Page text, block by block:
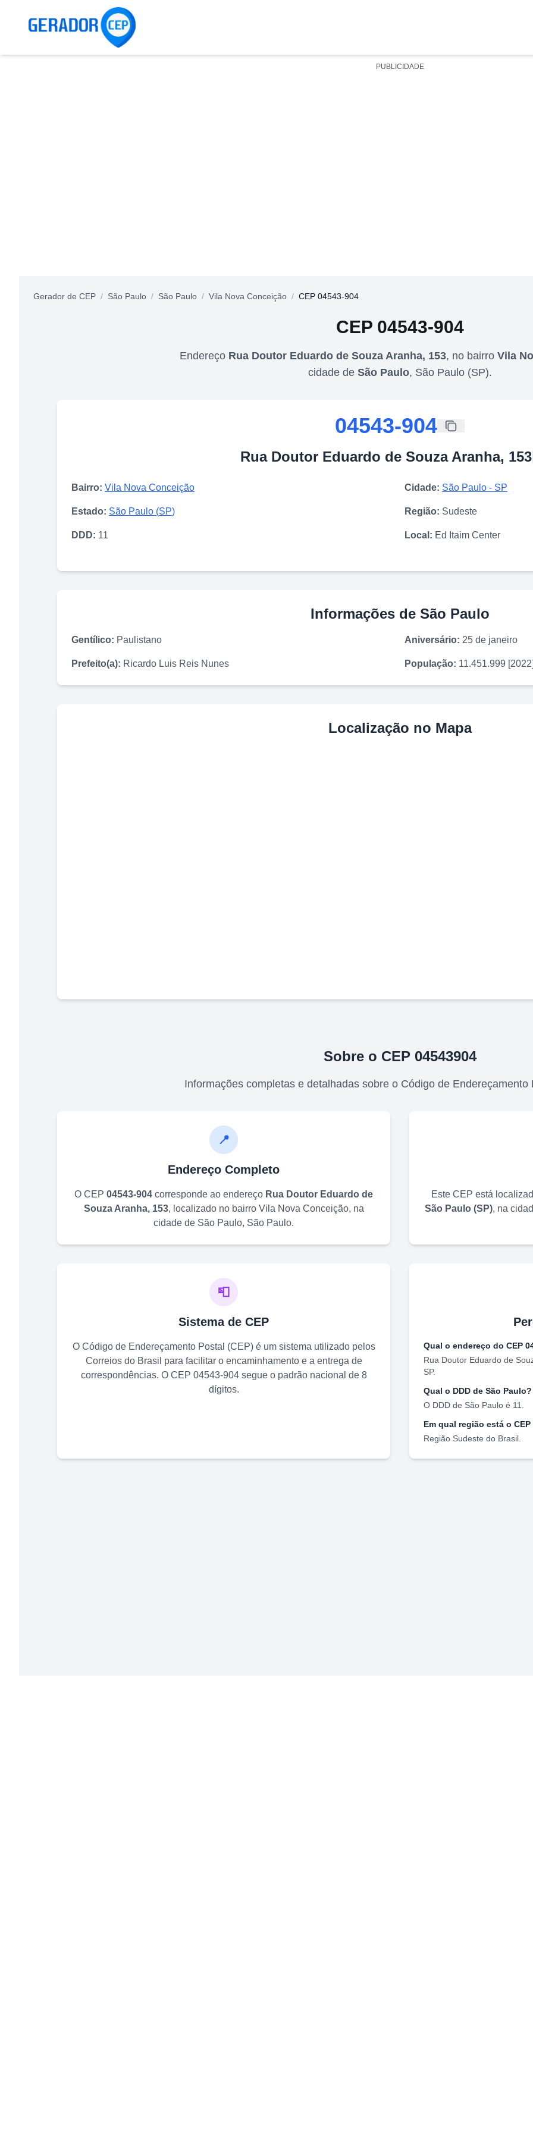
PUBLICIDADE
Gerador de CEP / São Paulo / São Paulo / Vila Nova Conceição / CEP 04543-904
CEP 04543-904
Endereço Rua Doutor Eduardo de Souza Aranha, 153, no bairro Vila
cidade de São Paulo, São Paulo(SP).
04543-904
Rua Doutor Eduardo de Souza Aranha, 153
Bairro: Vila Nova Conceição Cidade: São Paulo - SP
Estado: São Paulo (SP) Região: Sudeste
DDD: 11 Local: Ed Itaim Center
Informações de São Paulo
Gentílico: Paulistano Aniversário: 25 de janeiro
Prefeito(a): Ricardo Luis Reis Nunes População: 11.451.999
Localização no Mapa
Sobre o CEP 04543904
Informações completas e detalhadas sobre o Código de
📍
Endereço Completo
O CEP 04543-904 corresponde ao endereço Rua Doutor Eduardo de
Souza Aranha, 153, localizado no bairro Vila Nova Conceição, na
cidade de São Paulo, São Paulo.
Este CEP está
São Paulo (SP), na
📮
Sistema de CEP
O Código de Endereçamento Postal (CEP) é um sistema utilizado pelos
Correios do Brasil para facilitar o encaminhamento e a entrega de
correspondências. O CEP 04543-904segue o padrão nacional de 8
dígitos.
Qual o endereço do CEP
Rua Doutor Eduardo de
SP.
Qual o DDD de São Paulo?
O DDD de São Paulo é 11
Em qual região está o CEP
Região Sudeste do Brasil.